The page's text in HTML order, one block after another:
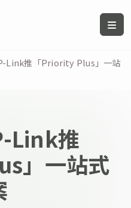
Link推「Priority Plus」一站
Link推
」一站式